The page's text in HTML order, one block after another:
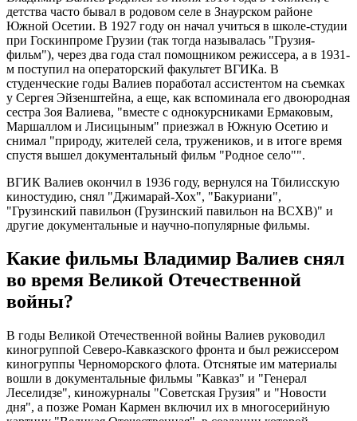
детства часто бывал в родовом селе в Знаурском районе
Южной Осетии. В 1927 году он начал учиться в школе-студии
при Госкинпроме Грузии (так тогда называлась "Грузия-
фильм"), через два года стал помощником режиссера, а в 1931-
м поступил на операторский факультет ВГИКа. В
студенческие годы Валиев поработал ассистентом на съемках
у Сергея Эйзенштейна, а еще, как вспоминала его двоюродная
сестра Зоя Валиева, "вместе с однокурсниками Ермаковым,
Маршаллом и Лисицыным" приезжал в Южную Осетию и
снимал "природу, жителей села, тружеников, и в итоге время
спустя вышел документальный фильм "Родное село"".
ВГИК Валиев окончил в 1936 году, вернулся на Тбилисскую
киностудию, снял "Джимарай-Хох", "Бакуриани",
"Грузинский павильон (Грузинский павильон на ВСХВ)" и
другие документальные и научно-популярные фильмы.
Какие фильмы Владимир Валиев снял
во время Великой Отечественной
войны?
В годы Великой Отечественной войны Валиев руководил
киногруппой Северо-Кавказского фронта и был режиссером
киногруппы Черноморского флота. Отснятые им материалы
вошли в документальные фильмы "Кавказ" и "Генерал
Леселидзе", киножурналы "Советская Грузия" и "Новости
дня", а позже Роман Кармен включил их в многосерийную